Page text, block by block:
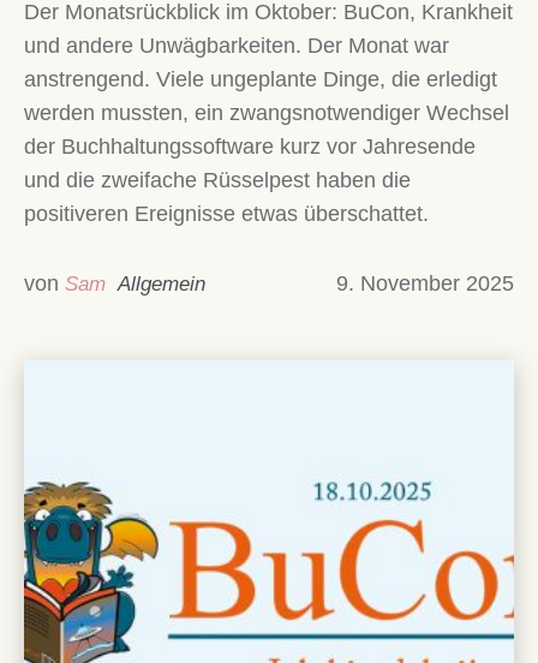
Der Monatsrückblick im Oktober: BuCon, Krankheit
und andere Unwägbarkeiten. Der Monat war
anstrengend. Viele ungeplante Dinge, die erledigt
werden mussten, ein zwangsnotwendiger Wechsel
der Buchhaltungssoftware kurz vor Jahresende
und die zweifache Rüsselpest haben die
positiveren Ereignisse etwas überschattet.
9. November 2025
von Sam Allgemein